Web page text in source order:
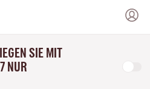
SIE MIT
NUR